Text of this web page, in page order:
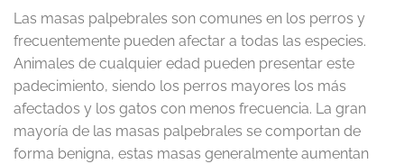
Las masas palpebrales son comunes en los perros y
frecuentemente pueden afectar a todas las especies.
Animales de cualquier edad pueden presentar este
padecimiento, siendo los perros mayores los más
afectados y los gatos con menos frecuencia. La gran
mayoría de las masas palpebrales se comportan de
forma benigna, estas masas generalmente aumentan